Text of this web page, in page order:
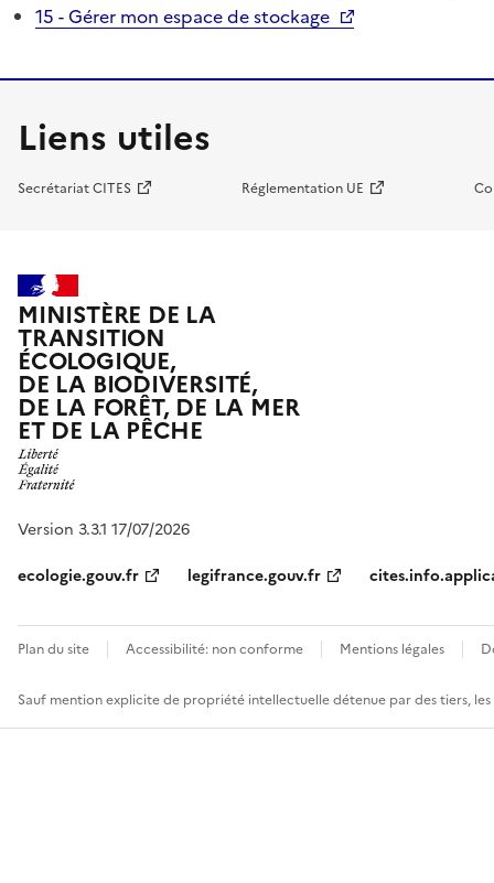
15 - Gérer mon espace de stockage
Liens utiles
Secrétariat CITES Réglementation UE
MINISTÈRE DE LA
TRANSITION
ÉCOLOGIQUE,
DE LA BIODIVERSITÉ,
DE LA FORÊT, DE LA MER
ET DE LA PÊCHE
Version 3.3.1 17/07/2026
ecologie.gouv.fr
legifrance.gouv.fr
Plan du site Accessibilité: non conforme Mentions légales
Sauf mention explicite de propriété intellectuelle détenue par des tiers,